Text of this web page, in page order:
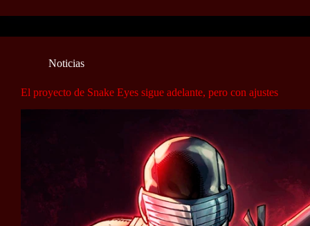
Noticias
El proyecto de Snake Eyes sigue adelante, pero con ajustes